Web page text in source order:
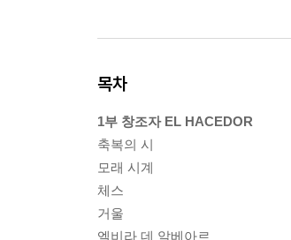
목차
1부 창조자 EL HACEDOR
축복의 시
모래 시계
체스
거울
엘비라 데 알베아르